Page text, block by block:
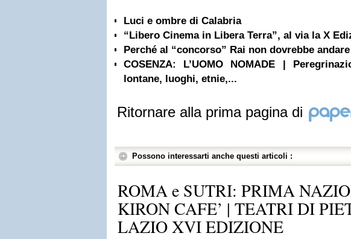
Luci e ombre di Calabria
“Libero Cinema in Libera Terra”, al via la X
Perché al “concorso” Rai non dovrebbe
COSENZA: L’UOMO NOMADE |
lontane, luoghi, etnie,...
Ritornare alla prima pagina di
Possono interessarti anche questi articoli :
ROMA e SUTRI: PRIMA
KIRON CAFE’ | TEATRI DI
LAZIO XVI EDIZIONE